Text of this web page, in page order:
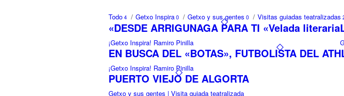
Todo 4 / Getxo Inspira 0 / Getxo y sus gentes 0 / Visitas guiadas teatralizadas
«DESDE ARRIGUNAGA PARA TI «Velada literaria
¡Getxo Inspira! Ramiro Pinilla
EN BUSCA DEL «BOTAS», FUTBOLISTA DEL
¡Getxo Inspira! Ramiro Pinilla
PUERTO VIEJO DE ALGORTA
Getxo y sus gentes | Visita guiada teatralizada